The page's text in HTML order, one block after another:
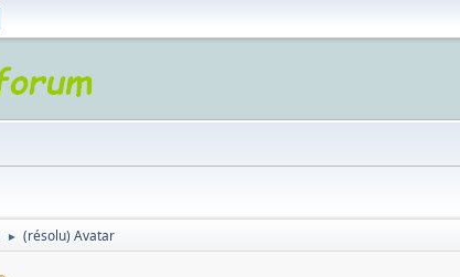
► (résolu) Avatar